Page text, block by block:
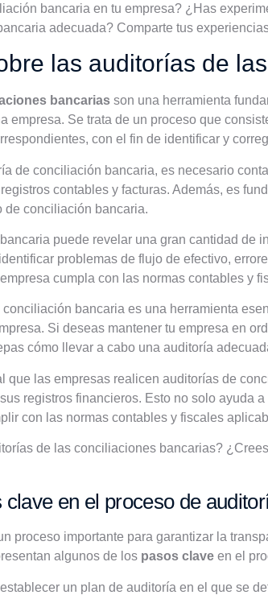
bancaria en tu empresa? ¿Has
adecuada? Comparte tus
las auditorías de
bancarias son una herramienta
empresa. Se trata de un proceso que
con el fin de identificar y
de conciliación bancaria, es necesario
contables y facturas. Además, es
de conciliación bancaria.
puede revelar una gran cantidad de
problemas de flujo de efectivo,
cumpla con las normas contables y
bancaria es una herramienta
Si deseas mantener tu empresa en
cómo llevar a cabo una auditoría
que las empresas realicen auditorías de
registros financieros. Esto no solo ayuda
con las normas contables y fiscales
de las conciliaciones bancarias?
en el proceso de
proceso importante para garantizar la
algunos de los pasos clave en el
un plan de auditoría en el que se